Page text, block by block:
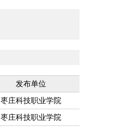
发布单位
枣庄科技职业学院
枣庄科技职业学院